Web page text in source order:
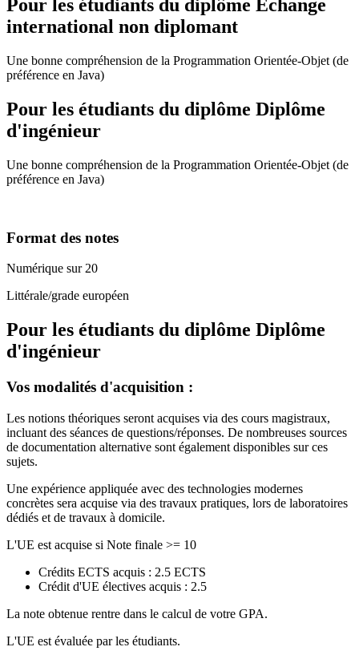
Pour les étudiants du diplôme Echange
international non diplomant
Une bonne compréhension de la Programmation Orientée-Objet (de
préférence en Java)
Pour les étudiants du diplôme Diplôme
d'ingénieur
Une bonne compréhension de la Programmation Orientée-Objet (de
préférence en Java)
Format des notes
Numérique sur 20
Littérale/grade européen
Pour les étudiants du diplôme Diplôme
d'ingénieur
Vos modalités d'acquisition :
Les notions théoriques seront acquises via des cours magistraux,
incluant des séances de questions/réponses. De nombreuses sources
de documentation alternative sont également disponibles sur ces
sujets.
Une expérience appliquée avec des technologies modernes
concrètes sera acquise via des travaux pratiques, lors de laboratoires
dédiés et de travaux à domicile.
L'UE est acquise si Note finale >= 10
Crédits ECTS acquis : 2.5 ECTS
Crédit d'UE électives acquis : 2.5
La note obtenue rentre dans le calcul de votre GPA.
L'UE est évaluée par les étudiants.